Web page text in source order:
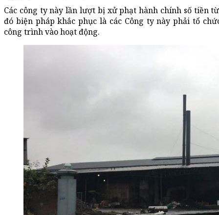
Các công ty này lần lượt bị xử phạt hành chính số tiền
đó biện pháp khắc phục là các Công ty này phải tổ
công trình vào hoạt động.